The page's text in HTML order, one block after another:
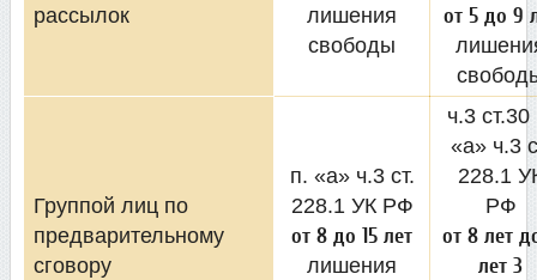
рассылок
лишения
свободы
от 5 до 9
Группой лиц по
предварительному
сговору
п. «а» ч.3 ст.
228.1 УК РФ
от 8 до 15 лет
лишения
ч.3 ст.30
«а» ч.3
228.1
РФ
от 8 лет
лет 3